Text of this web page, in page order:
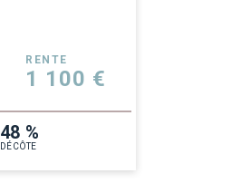
RENTE
1 100 €
48 %
DÉCÔTE